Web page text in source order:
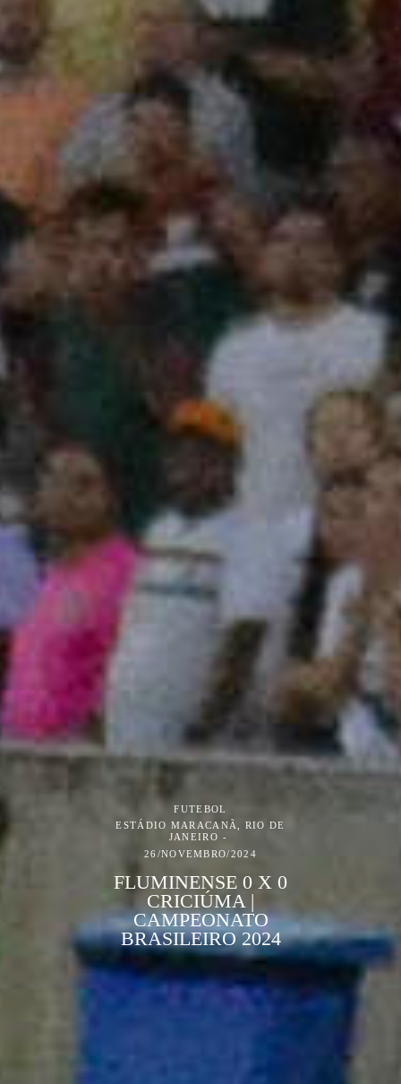
FUTEBOL
ESTÁDIO MARACANÃ, RIO DE
JANEIRO
26/NOVEMBRO/2024
FLUMINENSE 0 X 0
CRICIÚMA |
CAMPEONATO
BRASILEIRO 2024